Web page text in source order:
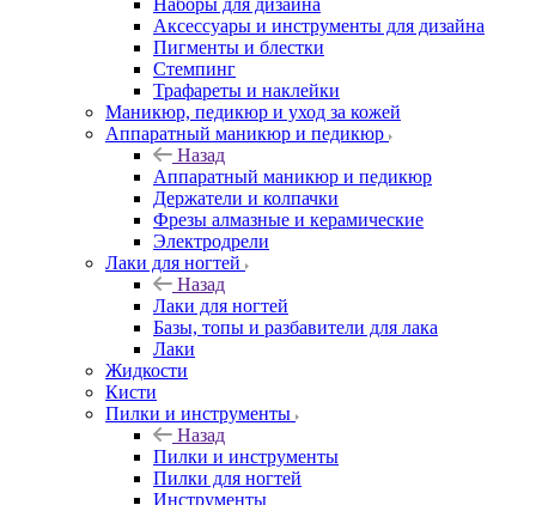
Наборы для дизайна
Аксессуары и инструменты для дизайна
Пигменты и блестки
Стемпинг
Трафареты и наклейки
Маникюр, педикюр и уход за кожей
Аппаратный маникюр и педикюр
Назад
Аппаратный маникюр и педикюр
Держатели и колпачки
Фрезы алмазные и керамические
Электродрели
Лаки для ногтей
Назад
Лаки для ногтей
Базы, топы и разбавители для лака
Лаки
Жидкости
Кисти
Пилки и инструменты
Назад
Пилки и инструменты
Пилки для ногтей
Инструменты